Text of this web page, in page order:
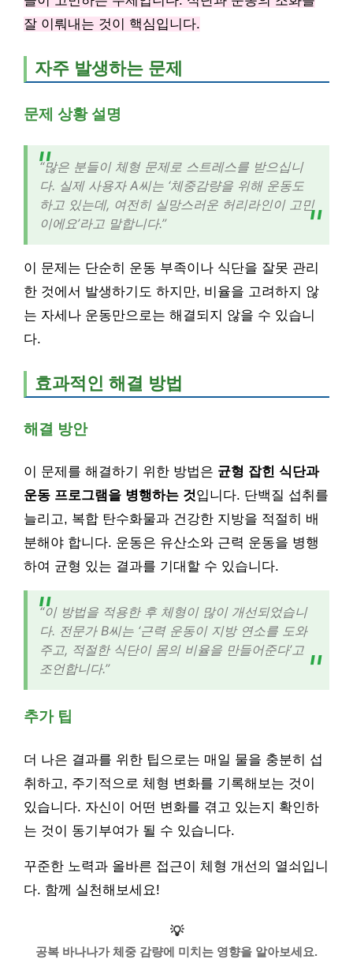
잘 이뤄내는 것이 핵심입니다.
자주 발생하는 문제
문제 상황 설명
“많은 분들이 체형 문제로 스트레스를 받으십니
다. 실제 사용자 A씨는 ‘체중감량을 위해 운동도
하고 있는데, 여전히 실망스러운 허리라인이 고민
이에요’라고 말합니다.”
이 문제는 단순히 운동 부족이나 식단을 잘못 관리
한 것에서 발생하기도 하지만, 비율을 고려하지 않
는 자세나 운동만으로는 해결되지 않을 수 있습니
다.
효과적인 해결 방법
해결 방안
이 문제를 해결하기 위한 방법은 균형 잡힌 식단과
운동 프로그램을 병행하는 것입니다. 단백질 섭취를
늘리고, 복합 탄수화물과 건강한 지방을 적절히 배
분해야 합니다. 운동은 유산소와 근력 운동을 병행
하여 균형 있는 결과를 기대할 수 있습니다.
“이 방법을 적용한 후 체형이 많이 개선되었습니
다. 전문가 B씨는 ‘근력 운동이 지방 연소를 도와
주고, 적절한 식단이 몸의 비율을 만들어준다’고
조언합니다.”
추가 팁
더 나은 결과를 위한 팁으로는 매일 물을 충분히 섭
취하고, 주기적으로 체형 변화를 기록해보는 것이
있습니다. 자신이 어떤 변화를 겪고 있는지 확인하
는 것이 동기부여가 될 수 있습니다.
꾸준한 노력과 올바른 접근이 체형 개선의 열쇠입니
다. 함께 실천해보세요!
💡
공복 바나나가 체중 감량에 미치는 영향을 알아보세요.